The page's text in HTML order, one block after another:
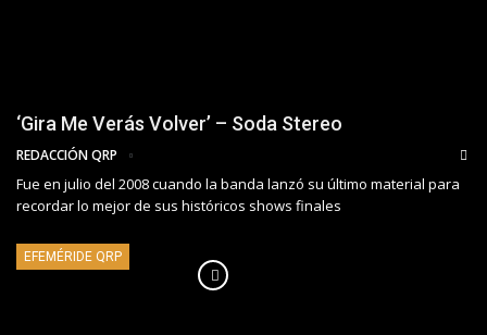
‘Gira Me Verás Volver’ – Soda Stereo
REDACCIÓN QRP
Fue en julio del 2008 cuando la banda lanzó su último material para
recordar lo mejor de sus históricos shows finales
EFEMÉRIDE QRP